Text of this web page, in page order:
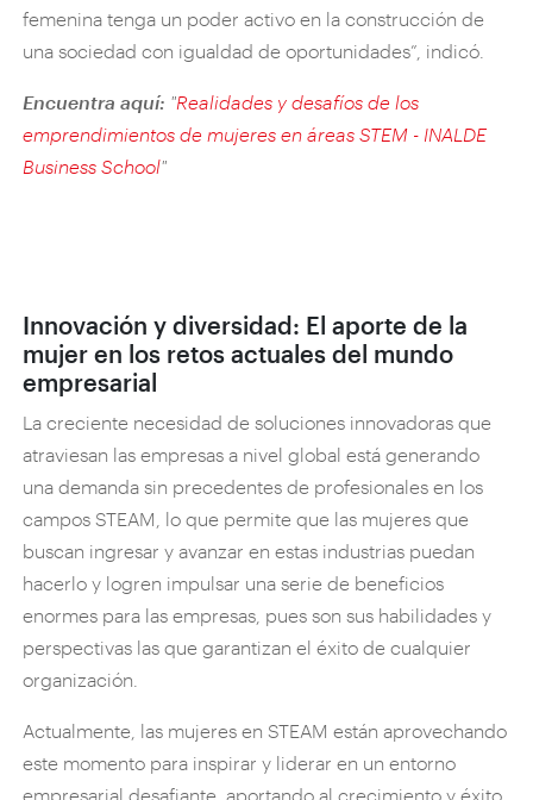
femenina tenga un poder activo en la construcción de
una sociedad con igualdad de oportunidades”, indicó.
Encuentra aquí: "Realidades y desafíos de los
emprendimientos de mujeres en áreas STEM - INALDE
Business School"
Innovación y diversidad: El aporte de la
mujer en los retos actuales del mundo
empresarial
La creciente necesidad de soluciones innovadoras que
atraviesan las empresas a nivel global está generando
una demanda sin precedentes de profesionales en los
campos STEAM, lo que permite que las mujeres que
buscan ingresar y avanzar en estas industrias puedan
hacerlo y logren impulsar una serie de beneficios
enormes para las empresas, pues son sus habilidades y
perspectivas las que garantizan el éxito de cualquier
organización.
Actualmente, las mujeres en STEAM están aprovechando
este momento para inspirar y liderar en un entorno
empresarial desafiante, aportando al crecimiento y éxito